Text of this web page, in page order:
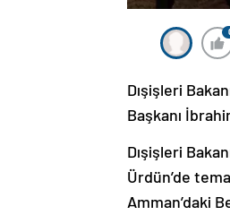
Dışişleri
Başkanı
Dışişleri
Ürdün’de
Amman’daki